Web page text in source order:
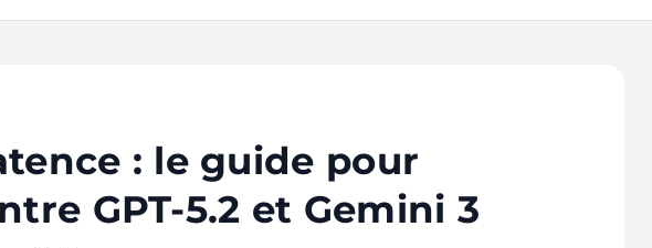
: le guide pour
GPT-5.2 et Gemini 3